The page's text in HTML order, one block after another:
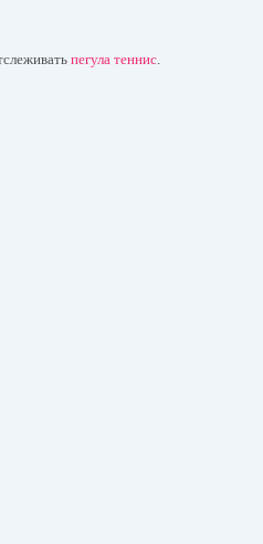
пегула теннис.